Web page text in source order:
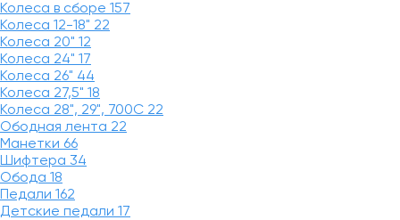
Колеса в сборе 157
Колеса 12-18" 22
Колеса 20" 12
Колеса 24" 17
Колеса 26" 44
Колеса 27,5" 18
Колеса 28", 29", 700С 22
Ободная лента 22
Манетки 66
Шифтера 34
Обода 18
Педали 162
Детские педали 17